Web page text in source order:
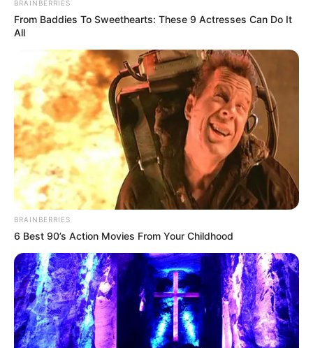
BRAINBERRIES
From Baddies To Sweethearts: These 9 Actresses Can Do It
All
BRAINBERRIES
6 Best 90’s Action Movies From Your Childhood